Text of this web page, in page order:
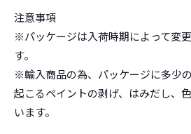
注意事項
※パッケージは入荷時期によって変
す。
※輸入商品の為、パッケージに多少
起こるペイントの剥げ、はみだし、
います。